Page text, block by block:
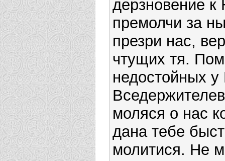
дерзновение
премолчи за
презри нас,
чтущих тя.
недостойных у
моляся о нас
дана тебе
молитися. Не